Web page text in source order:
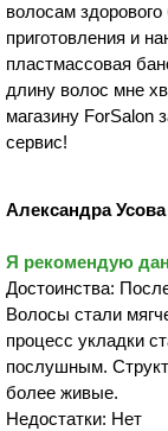
волосам
приготовления и
пластмассовая
длину волос мне
магазину ForSalon
сервис!
Александра Усова
Я рекомендую
Достоинства:
Волосы стали
процесс укладки
послушным.
более живые.
Недостатки: Нет